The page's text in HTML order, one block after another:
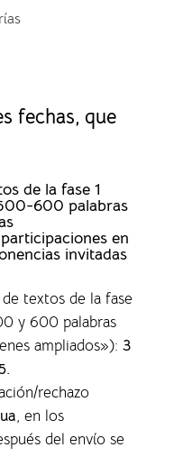
fechas, que
de la fase 1
600 palabras
en
invitadas
textos de la fase
y 600 palabras
ampliados»): 3
rechazo
, en los
del envío se